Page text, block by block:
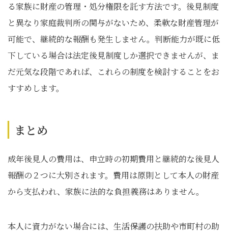
る家族に財産の管理・処分権限を託す方法です。後見制度
と異なり家庭裁判所の関与がないため、柔軟な財産管理が
可能で、継続的な報酬も発生しません。判断能力が既に低
下している場合は法定後見制度しか選択できませんが、ま
だ元気な段階であれば、これらの制度を検討することをお
すすめします。
まとめ
成年後見人の費用は、申立時の初期費用と継続的な後見人
報酬の２つに大別されます。費用は原則として本人の財産
から支払われ、家族に法的な負担義務はありません。
本人に資力がない場合には、生活保護の扶助や市町村の助